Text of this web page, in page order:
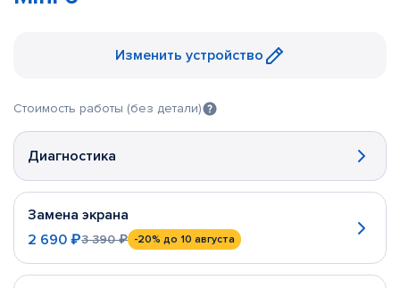
Изменить устройство
Стоимость работы (без детали)
Диагностика
Замена экрана
2 690 ₽3 390 ₽ -20% до 10 августа